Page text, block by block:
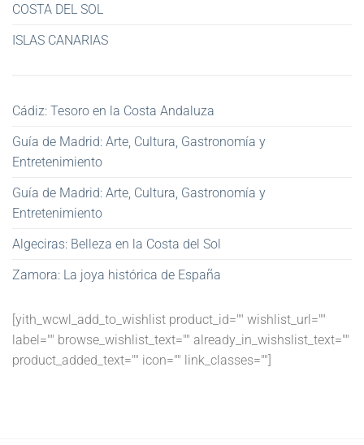
COSTA DEL SOL
ISLAS CANARIAS
Cádiz: Tesoro en la Costa Andaluza
Guía de Madrid: Arte, Cultura, Gastronomía y
Entretenimiento
Guía de Madrid: Arte, Cultura, Gastronomía y
Entretenimiento
Algeciras: Belleza en la Costa del Sol
Zamora: La joya histórica de España
[yith_wcwl_add_to_wishlist product_id="" wishlist_url=""
label="" browse_wishlist_text="" already_in_wishslist_text=""
product_added_text="" icon="" link_classes=""]